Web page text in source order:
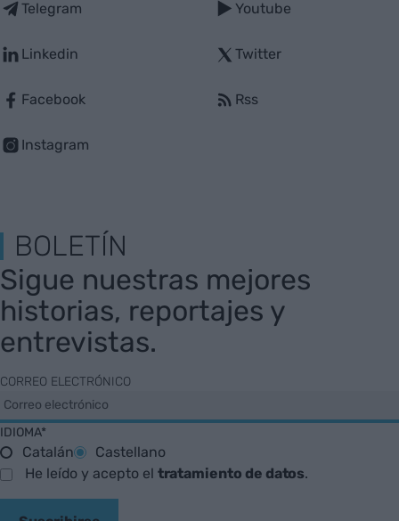
Telegram
Linkedin
Facebook
Instagram
Youtube
Twitter
Rss
BOLETÍN
Sigue nuestras mejores
historias, reportajes y
entrevistas.
CORREO ELECTRÓNICO
IDIOMA*
Catalán
Castellano
He leído y acepto el tratamiento de datos.